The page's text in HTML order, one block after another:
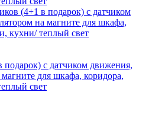
подарок) с датчиком движения,
для шкафа, коридора,
свет